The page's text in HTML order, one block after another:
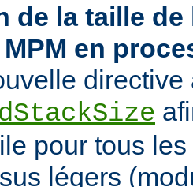
de la taille
en
directive
pour tous
légers